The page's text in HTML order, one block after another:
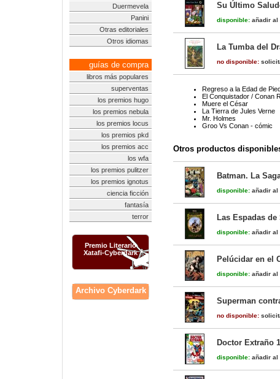
Duermevela
Panini
Otras editoriales
Otros idiomas
guías de compra
libros más populares
superventas
los premios hugo
los premios nebula
los premios locus
los premios pkd
los premios acc
los wfa
los premios pulitzer
los premios ignotus
ciencia ficción
fantasía
terror
Premio Literario
Xatafi-Cyberdark
Archivo Cyberdark
Su Último
disponible: añadir al
La Tumba del
no disponible:
Regreso a la Edad de
El Conquistador / Conan
Muere el César
La Tierra de Jules Verne
Mr. Holmes
Groo Vs Conan - cómic
Otros productos
Batman. La
disponible: añadir al
Las Espadas
disponible: añadir al
Pelúcidar en el
disponible: añadir al
Superman
no disponible:
Doctor Extraño
disponible: añadir al